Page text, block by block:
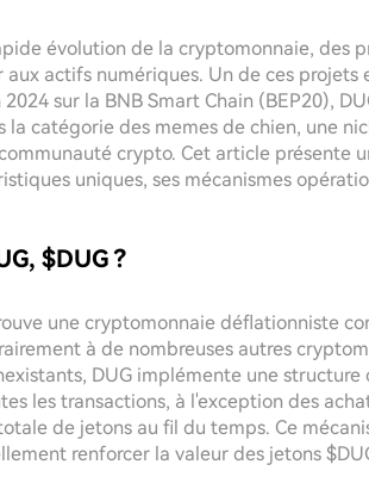
évolution de la cryptomonnaie, des
actifs numériques. Un de ces projets
sur la BNB Smart Chain (BEP20),
la catégorie des memes de chien, une
crypto. Cet article présente
uniques, ses mécanismes
$DUG ?
une cryptomonnaie déflationniste
à de nombreuses autres
DUG implémente une
les transactions, à l'exception des
de jetons au fil du temps. Ce
renforcer la valeur des jetons